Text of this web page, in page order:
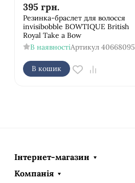
395 грн.
Резинка-браслет для волосся
invisibobble BOWTIQUE British
Royal Take a Bow
В наявностіАртикул 40668095
В кошик
Інтернет-магазин
Компанія